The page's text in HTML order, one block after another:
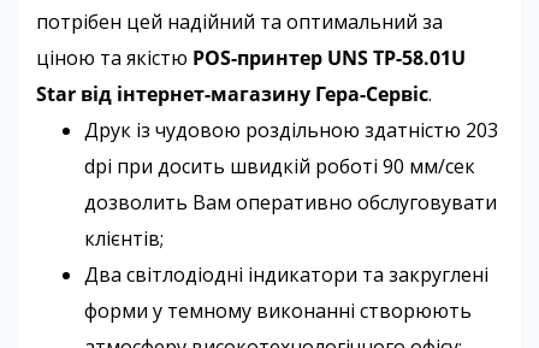
потрібен цей надійний та оптимальний за
ціною та якістю POS-принтер UNS TP-58.01U
Star від інтернет-магазину Гера-Сервіс.
Друк із чудовою роздільною здатністю 203
dpi при досить швидкій роботі 90 мм/сек
дозволить Вам оперативно обслуговувати
клієнтів;
Два світлодіодні індикатори та закруглені
форми у темному виконанні створюють